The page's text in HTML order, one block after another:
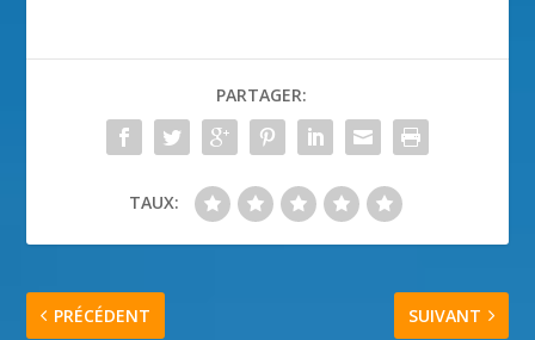
PARTAGER:
TAUX:
PRÉCÉDENT SUIVANT